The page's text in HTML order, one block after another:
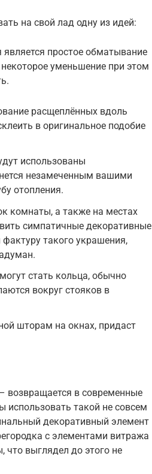
на свой лад одну из идей:
простое обматывание
уменьшение при этом
расщеплённых вдоль
в оригинальное подобие
использованы
незамеченным вашими
отопления.
комнаты, а также на местах
симпатичные декоративные
такого украшения,
стать кольца, обычно
вокруг стояков в
шторам на окнах, придаст
в современные
использовать такой не совсем
декоративный элемент
с элементами витража
что выглядел до этого не